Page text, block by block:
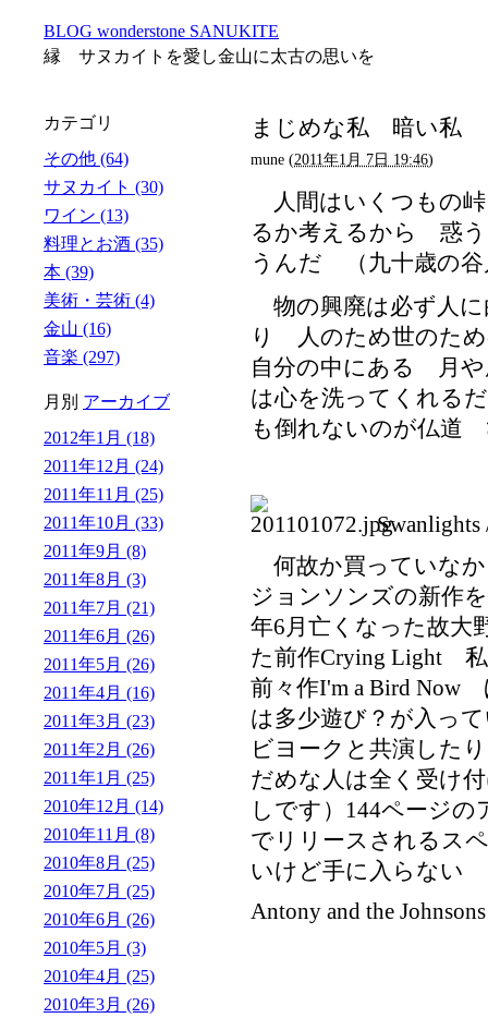
BLOG wonderstone SANUKITE
縁 サヌカイトを愛し金山に太古の思いを
まじめな私 暗い私
mune (2011年1月 7日 19:46)
人間はいくつもの
るか考えるから 惑
うんだ （九十歳の谷
物の興廃は必ず人
り 人のため世のた
自分の中にある 月
は心を洗ってくれる
も倒れないのが仏道
Swanlights
何故か買っていな
ジョンソンズの新作
年6月亡くなった故大
た前作Crying Light
前々作I'm a Bird
は多少遊び？が入っ
ビヨークと共演した
だめな人は全く受け
しです）144ページ
でリリースされるス
いけど手に入らない
Antony and the
カテゴリ
その他 (64)
サヌカイト (30)
ワイン (13)
料理とお酒 (35)
本 (39)
美術・芸術 (4)
金山 (16)
音楽 (297)
月別 アーカイブ
2012年1月 (18)
2011年12月 (24)
2011年11月 (25)
2011年10月 (33)
2011年9月 (8)
2011年8月 (3)
2011年7月 (21)
2011年6月 (26)
2011年5月 (26)
2011年4月 (16)
2011年3月 (23)
2011年2月 (26)
2011年1月 (25)
2010年12月 (14)
2010年11月 (8)
2010年8月 (25)
2010年7月 (25)
2010年6月 (26)
2010年5月 (3)
2010年4月 (25)
2010年3月 (26)